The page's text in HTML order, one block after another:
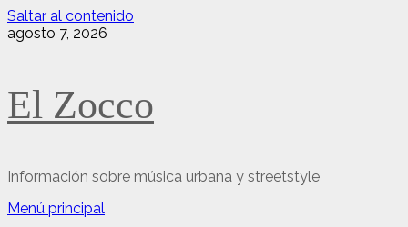
Saltar al contenido
agosto 7, 2026
El Zocco
Información sobre música urbana y streetstyle
Menú principal